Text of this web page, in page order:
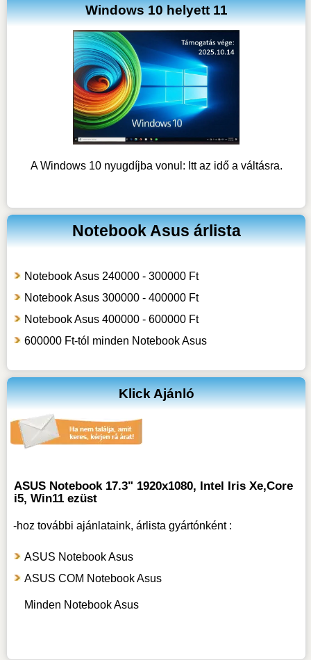
Windows 10 helyett 11
A Windows 10 nyugdíjba vonul: Itt az idő a váltásra.
Notebook Asus árlista
Notebook Asus 240000 - 300000 Ft
Notebook Asus 300000 - 400000 Ft
Notebook Asus 400000 - 600000 Ft
600000 Ft-tól minden Notebook Asus
Klick Ajánló
ASUS Notebook 17.3" 1920x1080, Intel Iris Xe,Core
i5, Win11 ezüst
-hoz további ajánlataink, árlista gyártónként :
ASUS Notebook Asus
ASUS COM Notebook Asus
Minden Notebook Asus